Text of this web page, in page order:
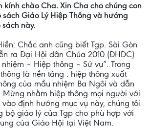
kính chào Cha. Xin Cha cho chúng con
Giáo Lý Hiệp Thông và hướng
này.
Chắc anh cũng biết Tgp. Sài Gòn
ra Đại Hội dân Chúa 2010 (ĐHDC)
– Hiệp thông – Sứ vụ”. Trong
là nền tảng : hiệp thông xuất
của mầu nhiệm Ba Ngôi và dẫn
Mừng nhằm hiệp thông mọi người với
định hướng mục vụ này, chúng tôi
bộ giáo lý của Tgp cho phù hợp với
của Giáo Hội tại Việt Nam.